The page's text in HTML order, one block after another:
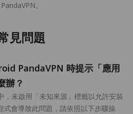
PandaVPN。
見問題
PandaVPN 時提示「應用
辦？
，未啟用「未知來源」標籤以允許安裝
式會導致此問題，請依照以下步驟操